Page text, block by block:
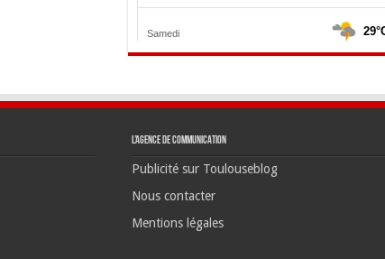
L’agence de communication
Publicité sur Toulouseblog
Nous contacter
Mentions légales